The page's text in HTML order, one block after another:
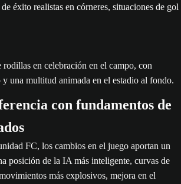
éxito realistas en córneres, situaciones de gol
con fundamentos de
FC, los cambios en el juego aportan un
posición de la IA más inteligente, curvas de
más explosivos, mejora en el